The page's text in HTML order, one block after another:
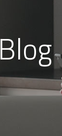
Blog